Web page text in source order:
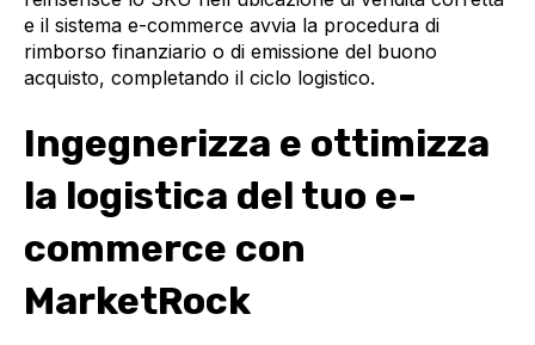
e il sistema e-commerce avvia la procedura di
rimborso finanziario o di emissione del buono
acquisto, completando il ciclo logistico.
Ingegnerizza e ottimizza
la logistica del tuo e-
commerce con
MarketRock